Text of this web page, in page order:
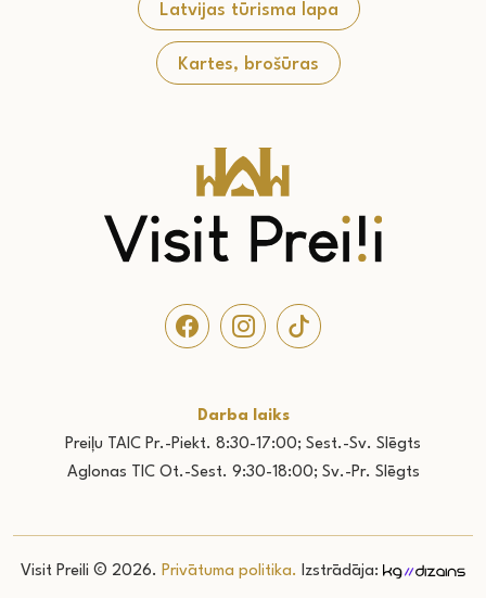
Darba laiks
Preiļu TAIC Pr.-Piekt. 8:30-17:00; Sest.-Sv. Slēgts
Aglonas TIC Ot.-Sest. 9:30-18:00; Sv.-Pr. Slēgts
Latvijas tūrisma lapa
Kartes, brošūras
Visit Preili © 2026. Privātuma politika. Izstrādāja: